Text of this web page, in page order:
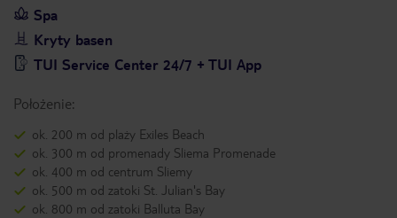
Spa
Kryty basen
TUI Service Center 24/7 + TUI App
Położenie:
ok. 200 m od plaży Exiles Beach
ok. 300 m od promenady Sliema Promenade
ok. 400 m od centrum Sliemy
ok. 500 m od zatoki St. Julian's Bay
ok. 800 m od zatoki Balluta Bay